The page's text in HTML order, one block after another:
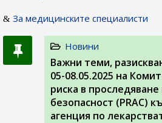
За медицинските специалисти
Новини
Важни теми,
05-08.05.2025 на
риска в
безопасност (PRAC)
агенция по